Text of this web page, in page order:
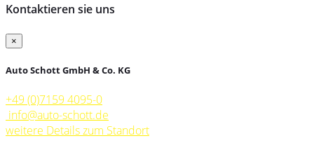
Kontaktieren sie uns
×
Auto Schott GmbH & Co. KG
+49 (0)7159 4095-0
info@auto-schott.de
weitere Details zum Standort